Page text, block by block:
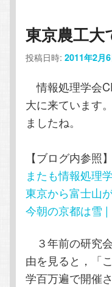
コ
ン
テ
ン
ツ
へ
移
動
ン
テ
ン
ツ
へ
移
動
東京農工大
投稿日時:2011年2月
情報処理学会
大に来ています
ましたね。
【ブログ内参照】
またも情報処理
東京から富士山
今朝の京都は雪
３年前の研究
由を見ると，「
学百万遍で開催